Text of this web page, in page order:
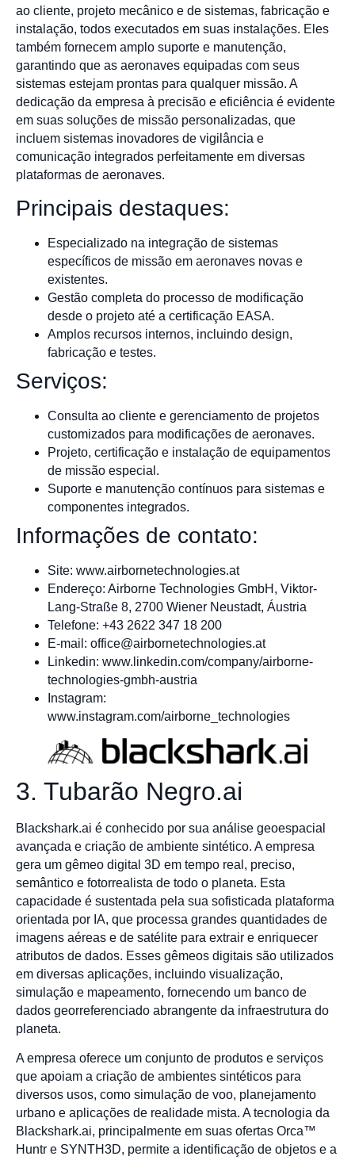
ao cliente, projeto mecânico e de sistemas, fabricação e
instalação, todos executados em suas instalações. Eles
também fornecem amplo suporte e manutenção,
garantindo que as aeronaves equipadas com seus
sistemas estejam prontas para qualquer missão. A
dedicação da empresa à precisão e eficiência é evidente
em suas soluções de missão personalizadas, que
incluem sistemas inovadores de vigilância e
comunicação integrados perfeitamente em diversas
plataformas de aeronaves.
Principais destaques:
Especializado na integração de sistemas
específicos de missão em aeronaves novas e
existentes.
Gestão completa do processo de modificação
desde o projeto até a certificação EASA.
Amplos recursos internos, incluindo design,
fabricação e testes.
Serviços:
Consulta ao cliente e gerenciamento de projetos
customizados para modificações de aeronaves.
Projeto, certificação e instalação de equipamentos
de missão especial.
Suporte e manutenção contínuos para sistemas e
componentes integrados.
Informações de contato:
Site: www.airbornetechnologies.at
Endereço: Airborne Technologies GmbH, Viktor-
Lang-Straße 8, 2700 Wiener Neustadt, Áustria
Telefone: +43 2622 347 18 200
E-mail: office@airbornetechnologies.at
Linkedin: www.linkedin.com/company/airborne-
technologies-gmbh-austria
Instagram:
www.instagram.com/airborne_technologies
3. Tubarão Negro.ai
Blackshark.ai é conhecido por sua análise geoespacial
avançada e criação de ambiente sintético. A empresa
gera um gêmeo digital 3D em tempo real, preciso,
semântico e fotorrealista de todo o planeta. Esta
capacidade é sustentada pela sua sofisticada plataforma
orientada por IA, que processa grandes quantidades de
imagens aéreas e de satélite para extrair e enriquecer
atributos de dados. Esses gêmeos digitais são utilizados
em diversas aplicações, incluindo visualização,
simulação e mapeamento, fornecendo um banco de
dados georreferenciado abrangente da infraestrutura do
planeta.
A empresa oferece um conjunto de produtos e serviços
que apoiam a criação de ambientes sintéticos para
diversos usos, como simulação de voo, planejamento
urbano e aplicações de realidade mista. A tecnologia da
Blackshark.ai, principalmente em suas ofertas Orca™
Huntr e SYNTH3D, permite a identificação de objetos e a